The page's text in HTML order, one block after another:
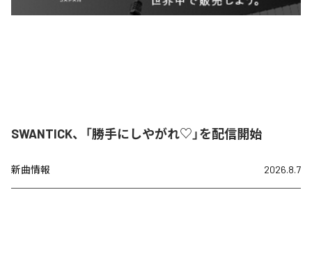
SWANTICK、「勝手にしやがれ♡」を配信開始
新曲情報 2026.8.7